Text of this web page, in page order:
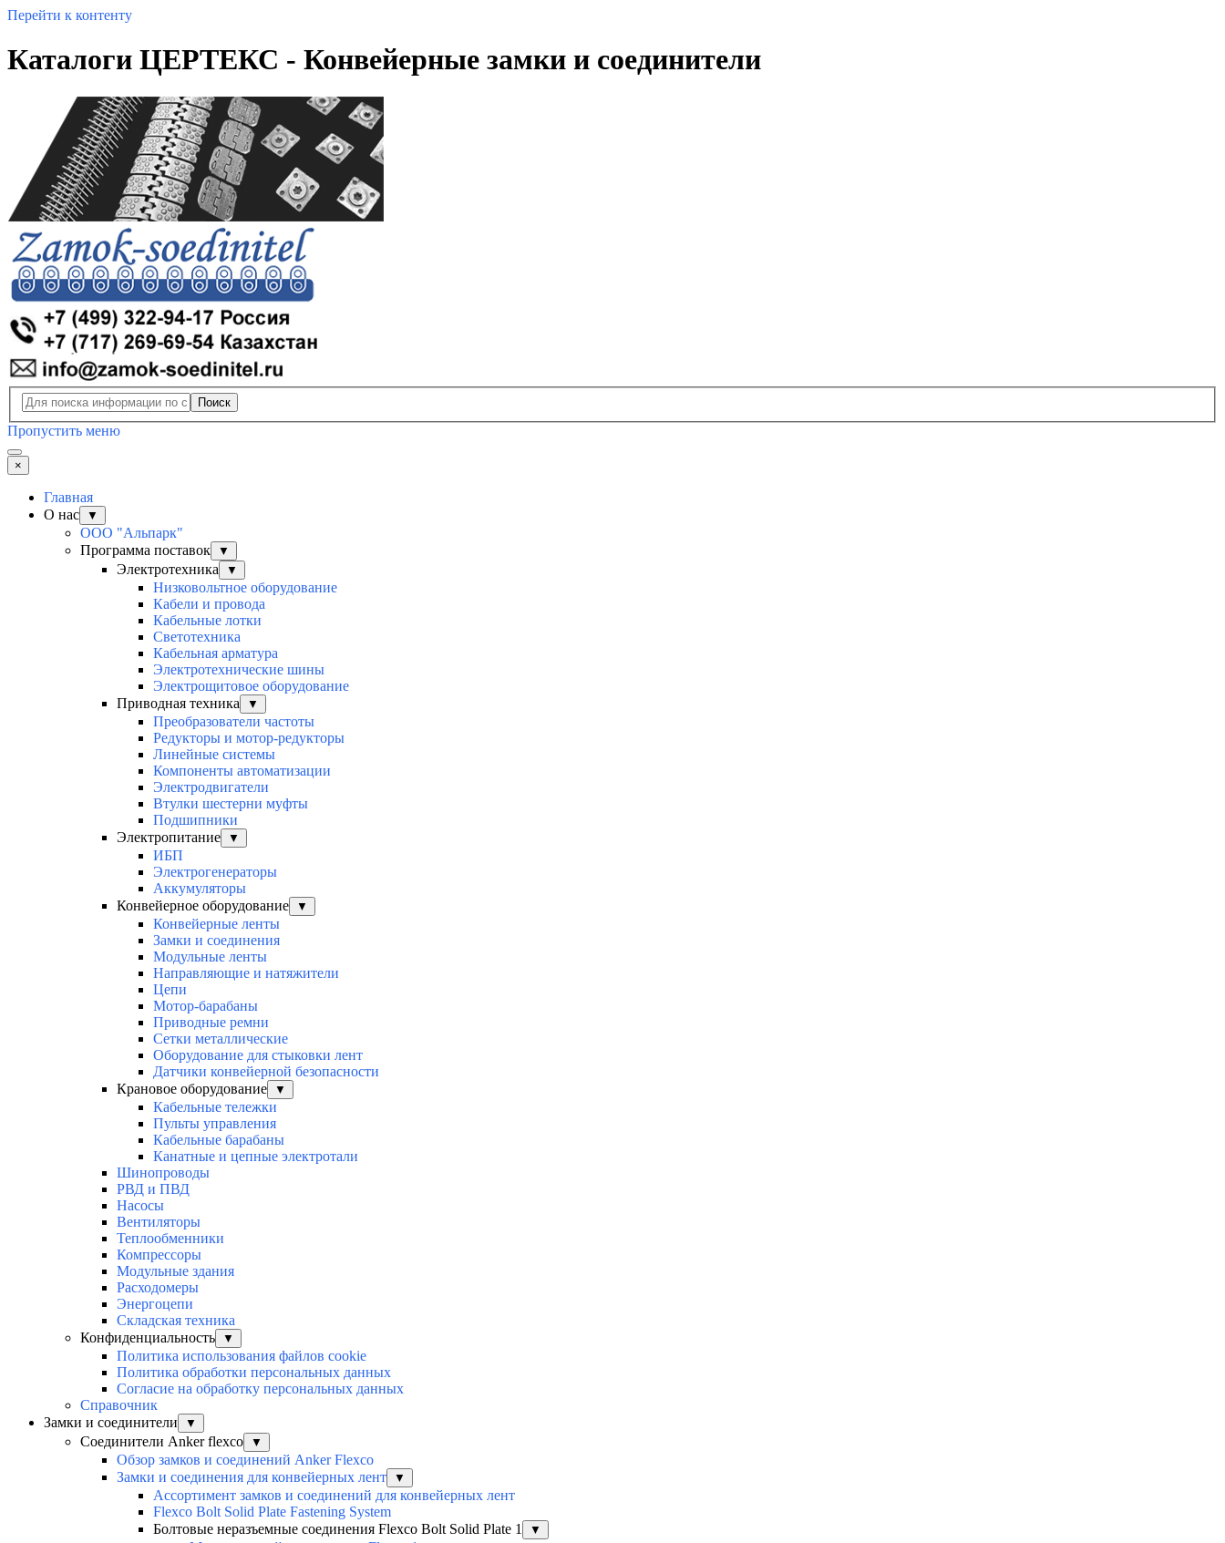
Перейти к контенту
Каталоги ЦЕРТЕКС - Конвейерные замки и соединители
Поиск
Пропустить меню
×
Главная
О нас
▼
ООО "Альпарк"
Программа поставок
▼
Электротехника ▼
Низковольтное оборудование
Кабели и провода
Кабельные лотки
Светотехника
Кабельная арматура
Электротехнические шины
Электрощитовое оборудование
Приводная техника
▼
Преобразователи частоты
Редукторы и мотор-редукторы
Линейные системы
Компоненты автоматизации
Электродвигатели
Втулки шестерни муфты
Подшипники
Электропитание
▼
ИБП
Электрогенераторы
Аккумуляторы
Конвейерное оборудование
▼
Конвейерные ленты
Замки и соединения
Модульные ленты
Направляющие и натяжители
Цепи
Мотор-барабаны
Приводные ремни
Сетки металлические
Оборудование для стыковки лент
Датчики конвейерной безопасности
Крановое оборудование
▼
Кабельные тележки
Пульты управления
Кабельные барабаны
Канатные и цепные электротали
Шинопроводы
РВД и ПВД
Насосы
Вентиляторы
Теплообменники
Компрессоры
Модульные здания
Расходомеры
Энергоцепи
Складская техника
Конфиденциальность
▼
Политика использования файлов cookie
Политика обработки персональных данных
Согласие на обработку персональных данных
Справочник
Замки и соединители
▼
Соединители Anker flexco ▼
Обзор замков и соединений Anker Flexco
Замки и соединения для конвейерных лент
▼
Ассортимент замков и соединений для конвейерных лент
Flexco Bolt Solid Plate Fastening System
Болтовые неразъемные соединения Flexco Bolt Solid Plate 1
▼